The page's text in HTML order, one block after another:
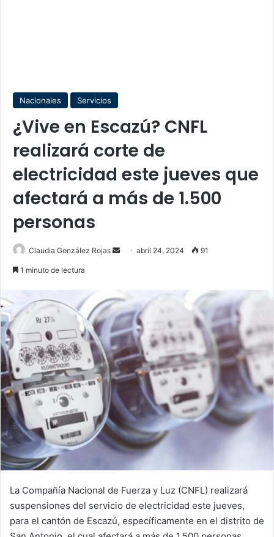
Nacionales Servicios
¿Vive en Escazú? CNFL
realizará corte de
electricidad este jueves que
afectará a más de 1.500
personas
Claudia González Rojas
Sendabril 24, 2024 91
1 minuto de lectura
La Compañía Nacional de Fuerza y Luz (CNFL) realizará
suspensiones del servicio de electricidad este jueves,
para el cantón de Escazú, específicamente en el distrito de